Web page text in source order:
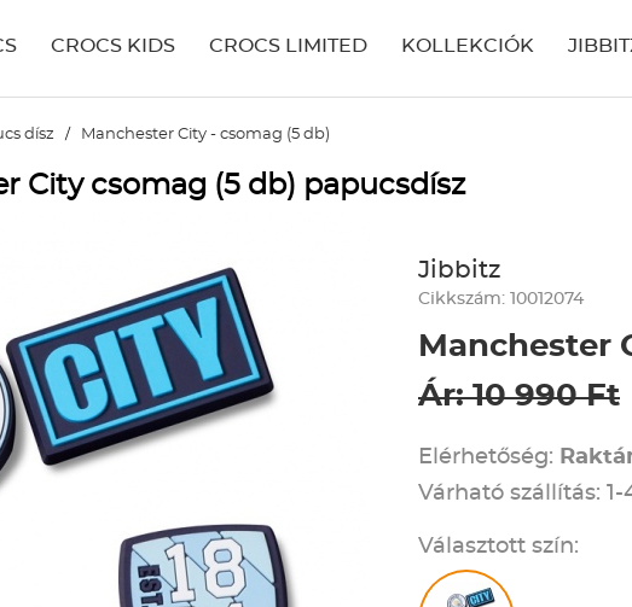
CROCS KIDS CROCS LIMITED KOLLEKCIÓK
dísz / Manchester City - csomag (5 db)
City csomag (5 db) papucsdísz
Jibbitz
Cikkszám: 10012074
Manchester
Ár: 10 990 Ft
Elérhetőség:
Várható szállítás:
Választott szín: